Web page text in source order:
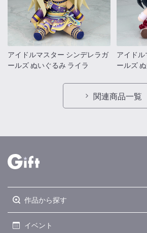
アイドルマスター シンデレラガ
ールズ ぬいぐるみ ライラ
アイド
ールズ
関連商品一覧
作品から探す
イベント